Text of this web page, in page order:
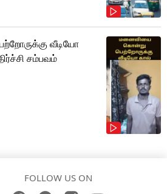
வீடியோ
சம்பவம்
FOLLOW US ON